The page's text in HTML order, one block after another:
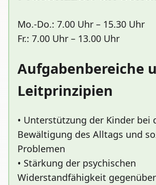
Mo.-Do.: 7.00 Uhr – 15.30 Uhr
Fr.: 7.00 Uhr – 13.00 Uhr
Aufgabenbereiche
Leitprinzipien
• Unterstützung der Kinder bei
Bewältigung des Alltags und
Problemen
• Stärkung der psychischen
Widerstandfähigkeit